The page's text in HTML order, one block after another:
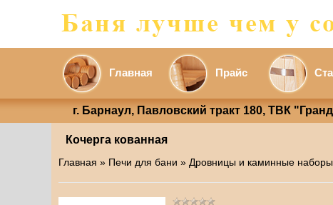
Главная Прайс
г. Барнаул, Павловский тракт 180, ТВК
Кочерга кованная
Главная » Печи для бани » Дровницы и каминные